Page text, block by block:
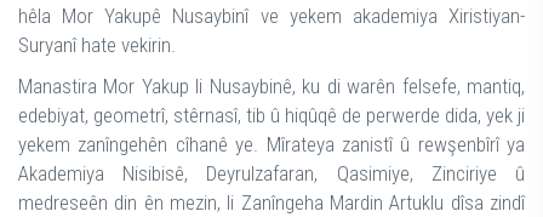
hêla Mor Yakupê Nusaybinî ve yekem akademiya Xiristiyan-
Suryanî hate vekirin.
Manastira Mor Yakup li Nusaybinê, ku di warên felsefe, mantiq,
edebiyat, geometrî, stêrnasî, tib û hiqûqê de perwerde dida, yek ji
yekem zanîngehên cîhanê ye. Mîrateya zanistî û rewşenbîrî ya
Akademiya Nisibisê, Deyrulzafaran, Qasimiye, Zinciriye û
medreseên din ên mezin, li Zanîngeha Mardin Artuklu dîsa zindî